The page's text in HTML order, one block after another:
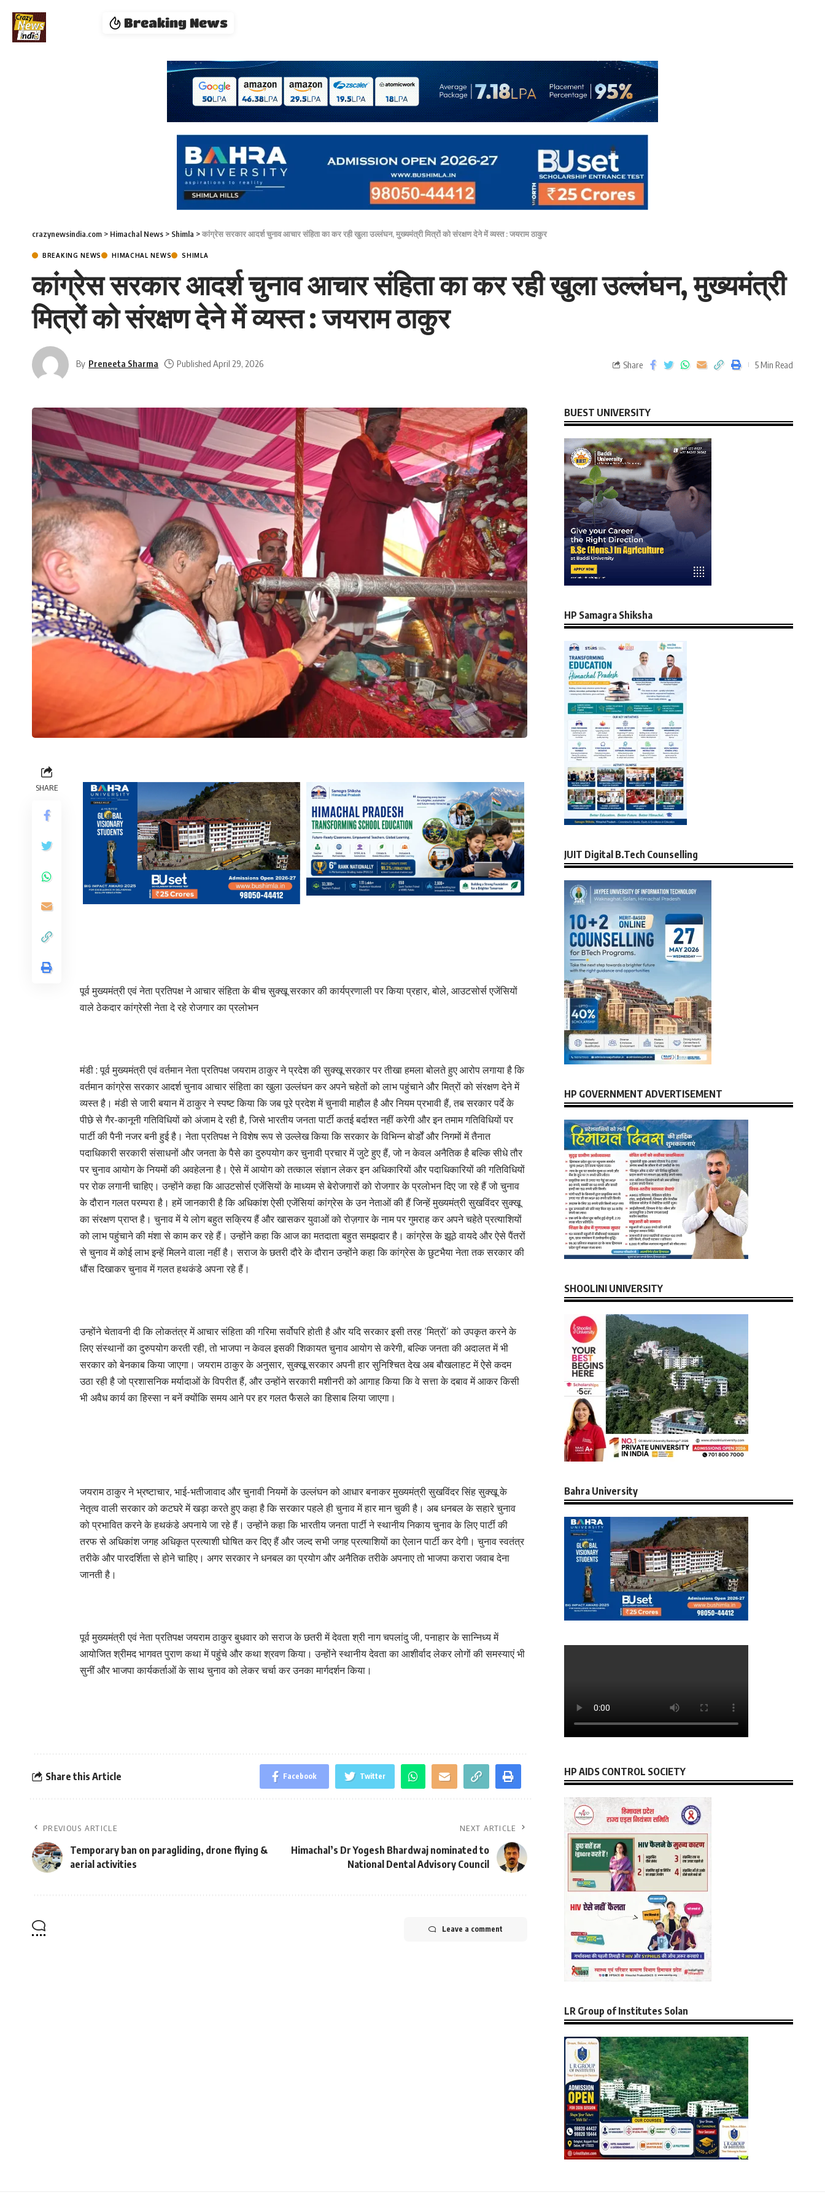
Breaking News
crazynewsindia.com > Himachal News > Shimla >कांग्रेस सरकार आदर्श चुनाव आचार संहिता का कर रही खुला उल्लंघन, मुख्यमंत्री मित्रों को संरक्षण देने में व्यस्त : जयराम ठाकुर
BREAKING NEWS HIMACHAL NEWS SHIMLA
कांग्रेस सरकार आदर्श चुनाव आचार संहिता का कर रही खुला उल्लंघन, मुख्यमंत्री
मित्रों को संरक्षण देने में व्यस्त : जयराम ठाकुर
By Preneeta Sharma Published April 29, 2026 Share 5 Min Read
SHARE
पूर्व मुख्यमंत्री एवं नेता प्रतिपक्ष ने आचार संहिता के बीच सुक्खू सरकार की कार्यप्रणाली पर किया प्रहार, बोले, आउटसोर्स एजेंसियों
वाले ठेकदार कांग्रेसी नेता दे रहे रोजगार का प्रलोभन
​मंडी : पूर्व मुख्यमंत्री एवं वर्तमान नेता प्रतिपक्ष जयराम ठाकुर ने प्रदेश की सुक्खू सरकार पर तीखा हमला बोलते हुए आरोप लगाया है कि
वर्तमान कांग्रेस सरकार आदर्श चुनाव आचार संहिता का खुला उल्लंघन कर अपने चहेतों को लाभ पहुंचाने और मित्रों को संरक्षण देने में
व्यस्त है। मंडी से जारी बयान में ठाकुर ने स्पष्ट किया कि जब पूरे प्रदेश में चुनावी माहौल है और नियम प्रभावी हैं, तब सरकार पर्दे के
पीछे से गैर-कानूनी गतिविधियों को अंजाम दे रही है, जिसे भारतीय जनता पार्टी कतई बर्दाश्त नहीं करेगी और इन तमाम गतिविधियों पर
पार्टी की पैनी नजर बनी हुई है। नेता प्रतिपक्ष ने विशेष रूप से उल्लेख किया कि सरकार के विभिन्न बोर्डों और निगमों में तैनात
पदाधिकारी सरकारी संसाधनों और जनता के पैसे का दुरुपयोग कर चुनावी प्रचार में जुटे हुए हैं, जो न केवल अनैतिक है बल्कि सीधे तौर
पर चुनाव आयोग के नियमों की अवहेलना है। ऐसे में आयोग को तत्काल संज्ञान लेकर इन अधिकारियों और पदाधिकारियों की गतिविधियों
पर रोक लगानी चाहिए। उन्होंने कहा कि आउटसोर्स एजेंसियों के माध्यम से बेरोजगारों को रोजगार के प्रलोभन दिए जा रहे हैं जो चुनाव
के दौरान गलत परम्परा है। हमें जानकारी है कि अधिकांश ऐसी एजेंसियां कांग्रेस के उन नेताओं की हैं जिन्हें मुख्यमंत्री सुखविंदर सुक्खू
का संरक्षण प्राप्त है। चुनाव में ये लोग बहुत सक्रिय हैं और खासकर युवाओं को रोज़गार के नाम पर गुमराह कर अपने चहेते प्रत्याशियों
को लाभ पहुंचाने की मंशा से काम कर रहे हैं। उन्होंने कहा कि आज का मतदाता बहुत समझदार है। कांग्रेस के झूठे वायदे और ऐसे पैंतरों
से चुनाव में कोई लाभ इन्हें मिलने वाला नहीं है। सराज के छतरी दौरे के दौरान उन्होंने कहा कि कांग्रेस के छुटभैया नेता तक सरकार की
धौंस दिखाकर चुनाव में गलत हथकंडे अपना रहे हैं।
उन्होंने चेतावनी दी कि लोकतंत्र में आचार संहिता की गरिमा सर्वोपरि होती है और यदि सरकार इसी तरह ‘मित्रों’ को उपकृत करने के
लिए संस्थानों का दुरुपयोग करती रही, तो भाजपा न केवल इसकी शिकायत चुनाव आयोग से करेगी, बल्कि जनता की अदालत में भी
सरकार को बेनकाब किया जाएगा। जयराम ठाकुर के अनुसार, सुक्खू सरकार अपनी हार सुनिश्चित देख अब बौखलाहट में ऐसे कदम
उठा रही है जो प्रशासनिक मर्यादाओं के विपरीत हैं, और उन्होंने सरकारी मशीनरी को आगाह किया कि वे सत्ता के दबाव में आकर किसी
भी अवैध कार्य का हिस्सा न बनें क्योंकि समय आने पर हर गलत फैसले का हिसाब लिया जाएगा।
जयराम ठाकुर ने भ्रष्टाचार, भाई-भतीजावाद और चुनावी नियमों के उल्लंघन को आधार बनाकर मुख्यमंत्री सुखविंदर सिंह सुक्खू के
नेतृत्व वाली सरकार को कटघरे में खड़ा करते हुए कहा है कि सरकार पहले ही चुनाव में हार मान चुकी है। अब धनबल के सहारे चुनाव
को प्रभावित करने के हथकंडे अपनाये जा रहे हैं। उन्होंने कहा कि भारतीय जनता पार्टी ने स्थानीय निकाय चुनाव के लिए पार्टी की
तरफ से अधिकांश जगह अधिकृत प्रत्याशी घोषित कर दिए हैं और जल्द सभी जगह प्रत्याशियों का ऐलान पार्टी कर देगी। चुनाव स्वतंत्र
तरीके और पारदर्शिता से होने चाहिए। अगर सरकार ने धनबल का प्रयोग और अनैतिक तरीके अपनाए तो भाजपा करारा जवाब देना
जानती है।
पूर्व मुख्यमंत्री एवं नेता प्रतिपक्ष जयराम ठाकुर बुधवार को सराज के छतरी में देवता श्री नाग चपलांदु जी, पनाहार के सान्निध्य में
आयोजित श्रीमद भागवत पुराण कथा में पहुंचे और कथा श्रवण किया। उन्होंने स्थानीय देवता का आशीर्वाद लेकर लोगों की समस्याएं भी
सुनीं और भाजपा कार्यकर्ताओं के साथ चुनाव को लेकर चर्चा कर उनका मार्गदर्शन किया।
Share this Article Facebook Twitter
PREVIOUS ARTICLE
Temporary ban on paragliding, drone flying &
aerial activities
NEXT ARTICLE
Himachal’s Dr Yogesh Bhardwaj nominated to
National Dental Advisory Council
Leave a comment
BUEST UNIVERSITY
HP Samagra Shiksha
JUIT Digital B.Tech Counselling
HP GOVERNMENT ADVERTISEMENT
SHOOLINI UNIVERSITY
Bahra University
HP AIDS CONTROL SOCIETY
LR Group of Institutes Solan